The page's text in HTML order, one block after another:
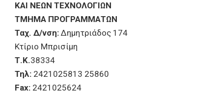
ΚΑΙ ΝΕΩΝ ΤΕΧΝΟΛΟΓΙΩΝ
ΤΜΗΜΑ ΠΡΟΓΡΑΜΜΑΤΩΝ
Ταχ. Δ/νση: Δημητριάδος 174
Κτίριο Μπρισίμη
Τ.Κ.38334
Τηλ: 2421025813 25860
Fax: 2421025624